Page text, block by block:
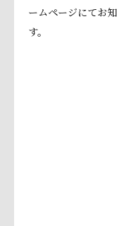
ームページにてお
す。